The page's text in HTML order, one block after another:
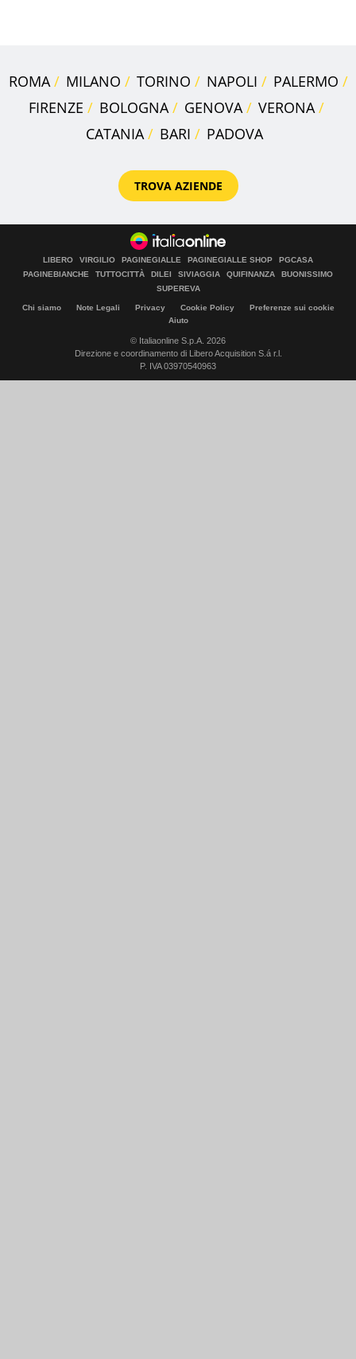
ROMA MILANO TORINO NAPOLI
PALERMO
FIRENZE
BOLOGNA GENOVA
VERONA
CATANIA
BARI PADOVA
TROVA AZIENDE
LIBERO VIRGILIO PAGINEGIALLE PAGINEGIALLE SHOP
PGCASA
PAGINEBIANCHE
TUTTOCITTÀ DILEI SIVIAGGIA QUIFINANZA
BUONISSIMO
SUPEREVA
Chi siamo Note Legali Privacy Cookie Policy
Preferenze sui cookie
Aiuto
© Italiaonline S.p.A. 2026
Direzione e coordinamento di Libero Acquisition S.á r.l.
P. IVA 03970540963